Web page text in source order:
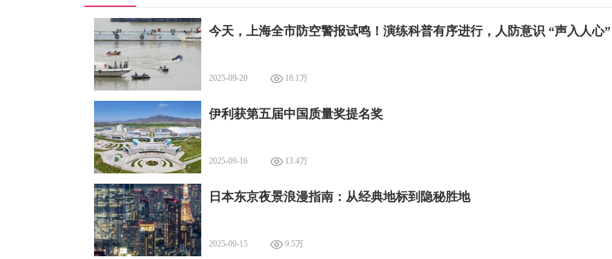
今天，上海全市防空警报试鸣！演练科普有序进行，人防意识 “声入人心”
2025-09-20 18.1万
伊利获第五届中国质量奖提名奖
2025-09-16 13.4万
日本东京夜景浪漫指南：从经典地标到隐秘胜地
2025-09-15 9.5万